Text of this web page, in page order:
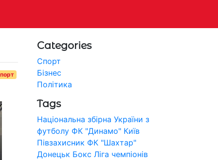
Categories
Спорт
Бізнес
Політика
Tags
Національна збірна України з
футболу ФК "Динамо" Київ
Півзахисник ФК "Шахтар"
Донецьк Бокс Ліга чемпіонів